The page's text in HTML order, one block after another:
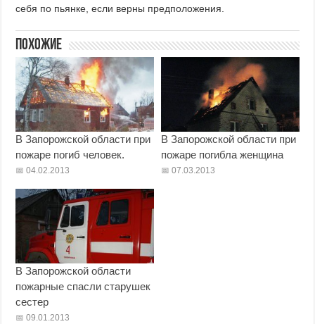
себя по пьянке, если верны предположения.
Похожие
В Запорожской области при
пожаре погиб человек.
04.02.2013
В Запорожской области при
пожаре погибла женщина
07.03.2013
В Запорожской области
пожарные спасли старушек
сестер
09.01.2013